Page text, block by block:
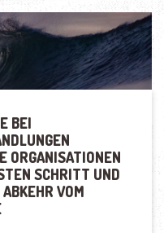
BEI
ORGANISATIONEN
SCHRITT UND F
VOM B